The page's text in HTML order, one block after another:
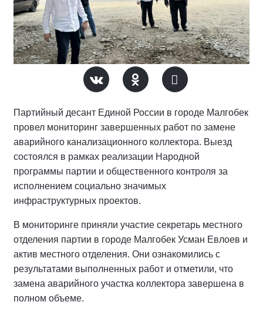
Партийный десант Единой России в городе Малгобек
провел мониторинг завершенных работ по замене
аварийного канализационного коллектора. Выезд
состоялся в рамках реализации Народной
программы партии и общественного контроля за
исполнением социально значимых
инфраструктурных проектов.
В мониторинге приняли участие секретарь местного
отделения партии в городе Малгобек Усман Евлоев и
актив местного отделения. Они ознакомились с
результатами выполненных работ и отметили, что
замена аварийного участка коллектора завершена в
полном объеме.